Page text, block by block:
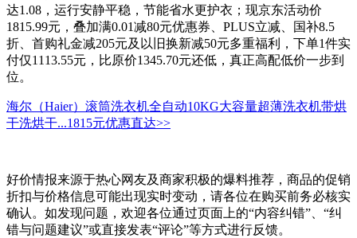
达1.08，运行安静平稳，节能省水更护衣；现京东活动价
1815.99元，叠加满0.01减80元优惠券、PLUS立减、国补8.5
折、首购礼金减205元及以旧换新减50元多重福利，下单1件实
付仅1113.55元，比原价1345.70元还低，真正高配低价一步到
位。
海尔（Haier）滚筒洗衣机全自动10KG大容量超薄洗衣机带烘
干洗烘干...1815元优惠直达>>
好价情报来源于热心网友及商家积极的爆料推荐，商品的促销
折扣与价格信息可能出现实时变动，请各位在购买前务必核实
确认。如发现问题，欢迎各位通过页面上的“内容纠错”、“纠
错与问题建议”或直接发表“评论”等方式进行反馈。